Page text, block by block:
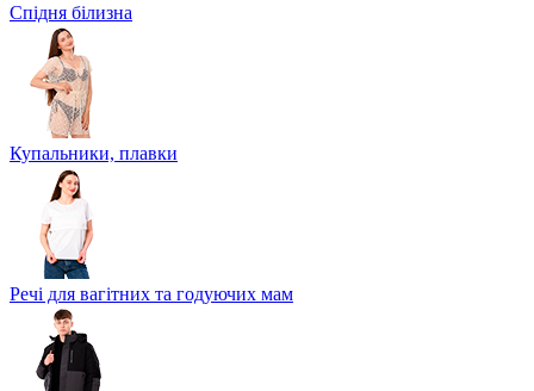
Спідня білизна
Купальники, плавки
Речі для вагітних та годуючих мам